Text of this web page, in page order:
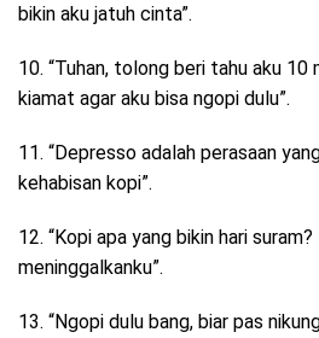
bikin aku jatuh cinta”.
10. “Tuhan, tolong beri tahu aku
kiamat agar aku bisa ngopi dulu”.
11. “Depresso adalah perasaan
kehabisan kopi”.
12. “Kopi apa yang bikin hari
meninggalkanku”.
13. “Ngopi dulu bang, biar pas